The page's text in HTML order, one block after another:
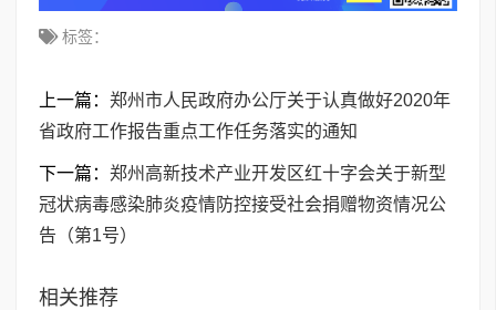
标签：
上一篇： 郑州市人民政府办公厅关于认真做好2020年
省政府工作报告重点工作任务落实的通知
下一篇： 郑州高新技术产业开发区红十字会关于新型
冠状病毒感染肺炎疫情防控接受社会捐赠物资情况公
告（第1号）
相关推荐